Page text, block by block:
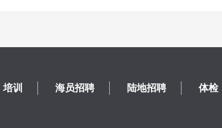
培训 海员招聘 陆地招聘 体检